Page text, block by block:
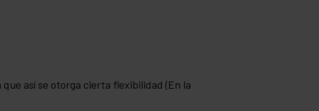
así se otorga cierta flexibilidad (En la